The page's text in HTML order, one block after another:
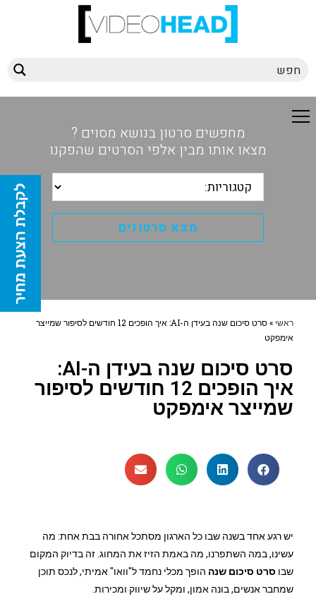
מחפשים סרטון בנושא מסוים ?
מצאו אותו מבין אלפי הסרטים שהפקנו
ראשי »
סרט סיכום שנה בעידן ה-AI: איך הופכים 12 חודשים לסיפור שמייצר
אימפקט
סרט סיכום שנה בעידן ה-AI:
איך הופכים 12 חודשים לסיפור
שמייצר אימפקט
יש רגע אחד בשנה שבו כל הארגון מסתכל אחורה בבת אחת: מה
עשינו, במה השתפרנו, מה באמת הזיז את המחוג. זה בדיוק המקום
שבו סרט סיכום שנה הופך מכלי נחמד ל"וואו" אמיתי, לנכס תוכן
שמחבר אנשים, בונה אמון, ומקל על שיווק ומכירות.